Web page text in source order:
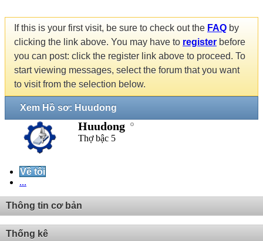
If this is your first visit, be sure to check out the FAQ by
clicking the link above. You may have to register before
you can post: click the register link above to proceed. To
start viewing messages, select the forum that you want
to visit from the selection below.
Xem Hồ sơ: Huudong
Huudong
Thợ bậc 5
Về tôi
...
Thông tin cơ bản
Thống kê